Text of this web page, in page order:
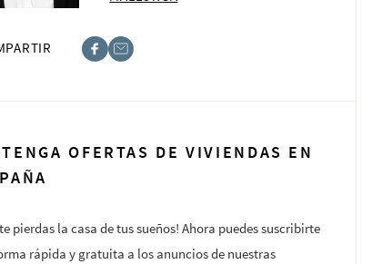
OFERTAS DE VIVIENDAS EN
pierdas la casa de tus sueños! Ahora puedes suscribirte
rápida y gratuita a los anuncios de nuestras